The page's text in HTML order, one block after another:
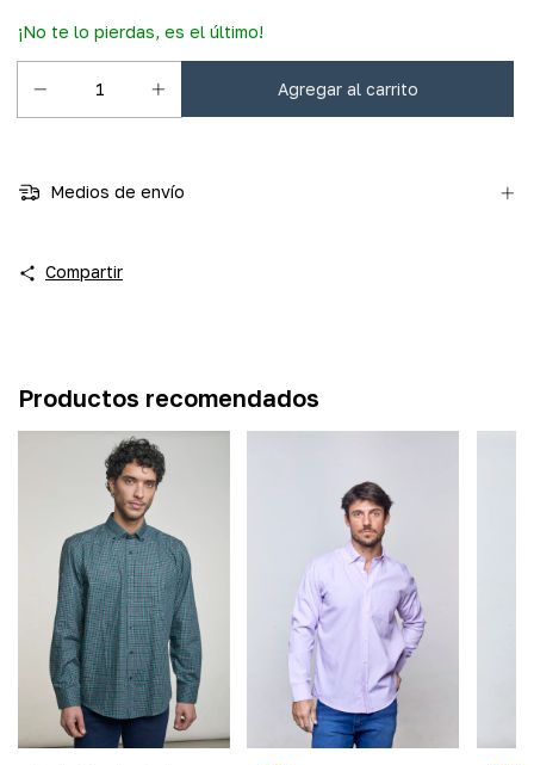
¡No te lo pierdas, es el último!
Medios de envío
Compartir
Productos recomendados